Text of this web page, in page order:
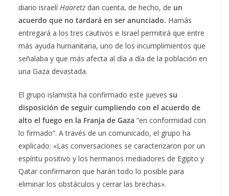
diario israelí Haaretz dan cuenta, de hecho, de un
acuerdo que no tardará en ser anunciado. Hamás
entregará a los tres cautivos e Israel permitirá que entre
más ayuda humanitaria, uno de los incumplimientos que
señalaba y que más afecta al día a día de la población en
una Gaza devastada.
El grupo islamista ha confirmado este jueves su
disposición de seguir cumpliendo con el acuerdo de
alto el fuego en la Franja de Gaza “en conformidad con
lo firmado”. A través de un comunicado, el grupo ha
explicado: «Las conversaciones se caracterizaron por un
espíritu positivo y los hermanos mediadores de Egipto y
Qatar confirmaron que harán todo lo posible para
eliminar los obstáculos y cerrar las brechas».